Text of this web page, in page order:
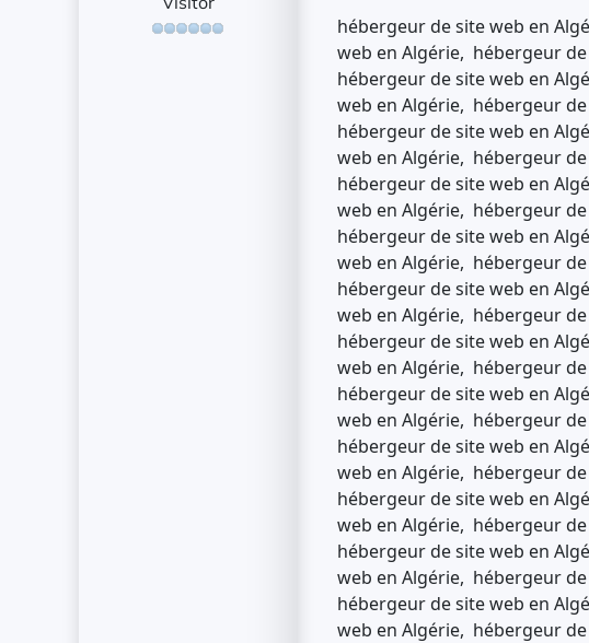
hébergeur de site web en
web en Algérie, hébergeur
hébergeur de site web en
web en Algérie, hébergeur
hébergeur de site web en
web en Algérie, hébergeur
hébergeur de site web en
web en Algérie, hébergeur
hébergeur de site web en
web en Algérie, hébergeur
hébergeur de site web en
web en Algérie, hébergeur
hébergeur de site web en
web en Algérie, hébergeur
hébergeur de site web en
web en Algérie, hébergeur
hébergeur de site web en
web en Algérie, hébergeur
hébergeur de site web en
web en Algérie, hébergeur
hébergeur de site web en
web en Algérie, hébergeur
hébergeur de site web en
web en Algérie, hébergeur